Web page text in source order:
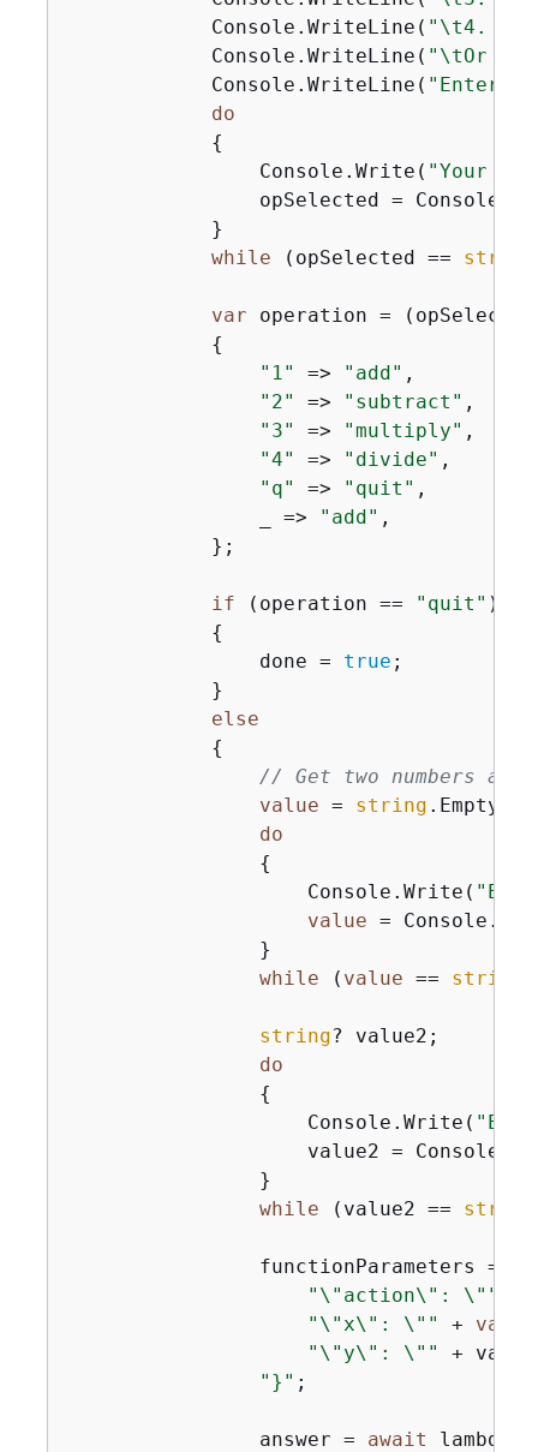
            Console.WriteLine(
"\t4.
            Console.WriteLine(
"\tOr
            Console.WriteLine(
"Enter
do
{
                Console.Write(
"Your
opSelected =
            }
while (opSelected == string
var operation =
{
"1"
=> "add" ,
"2"
=> "subtract" ,
"3"
=> "multiply" ,
"4"
=> "divide" ,
"q"
=> "quit" ,
                _ =>
"add" ,
            };
if (operation == "quit" )
{
                done =
true ;
            }
else
{
// Get two numbers
value = string .Empty;
do
{
                    Console.Write(
value =
                }
while ( value == string
string? value2;
do
{
                    Console.Write(
value2 =
                }
while (value2 == string
                functionParameters =
"\"action\": \""
"\"x\": \""
+ value
"\"y\": \""
+
"}" ;
                answer =
await